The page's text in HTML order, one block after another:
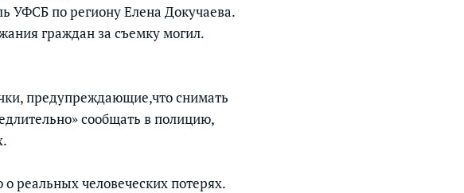
УФСБ по региону Елена Докучаева.
граждан за съемку могил.
предупреждающие,что снимать
сообщать в полицию,
реальных человеческих потерях.